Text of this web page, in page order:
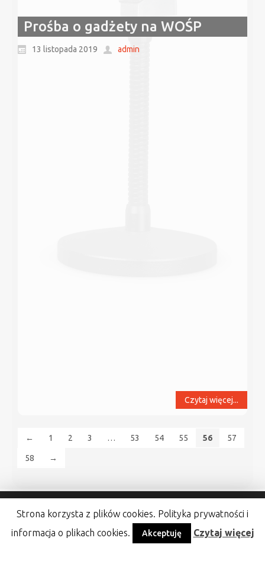
Prośba o gadżety na WOŚP
13 listopada 2019 admin
Czytaj więcej...
← 1 2 3 … 53 54 55 56 57
58 →
Strona korzysta z plików cookies. Polityka prywatności i
informacja o plikach cookies.
Akceptuję Czytaj więcej